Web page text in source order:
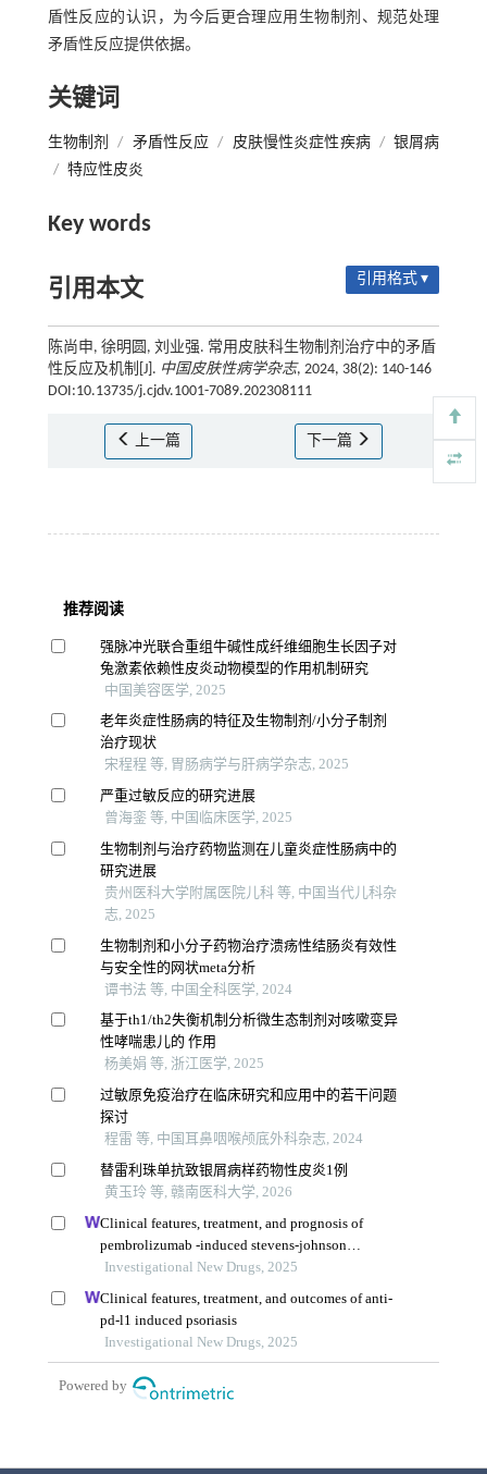
盾性反应的认识，为今后更合理应用生物制剂、规范处理
矛盾性反应提供依据。
关键词
生物制剂 / 矛盾性反应 / 皮肤慢性炎症性疾病 / 银屑病
/ 特应性皮炎
Key words
引用本文 引用格式 ▾
陈尚申, 徐明圆, 刘业强. 常用皮肤科生物制剂治疗中的矛盾
性反应及机制[J]. 中国皮肤性病学杂志, 2024, 38(2): 140-146
DOI:10.13735/j.cjdv.1001-7089.202308111
上一篇 下一篇